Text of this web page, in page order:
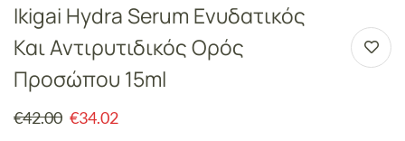
Ikigai Hydra Serum Ενυδατικός
Και Αντιρυτιδικός Ορός
Προσώπου 15ml
€42.00 €34.02